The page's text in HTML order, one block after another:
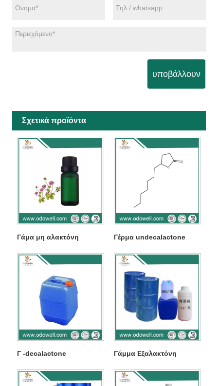
υποβάλλουν
Σχετικά προϊόντα
Γάμα μη αλακτόνη Γέρμα undecalactone
Γ -decalactone Γάμμα Εξαλακτόνη